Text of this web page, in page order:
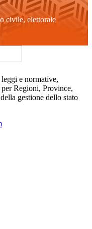
civile, elettorale
e normative,
Regioni, Province,
gestione dello stato